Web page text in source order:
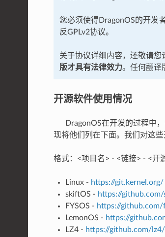
您必须使得DragonOS的开发
反GPLv2协议。
关于协议详细内容，还敬请您
版才具有法律效力。任何翻译
开源软件使用情况
DragonOS在开发的过程中，
现将他们列在下面。我们对这
格式：<项目名> - <链接> - <开
Linux - https://git.kernel.org/
skiftOS - https://
FYSOS - https://github.com/
LemonOS - https://
LZ4 - https://github.com/